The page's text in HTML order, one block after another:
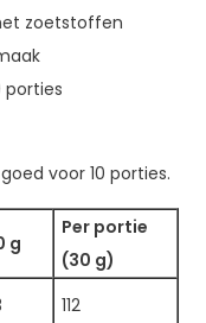
zoetstoffen
porties
voor 10 porties.
g
Per portie
(30 g)
112